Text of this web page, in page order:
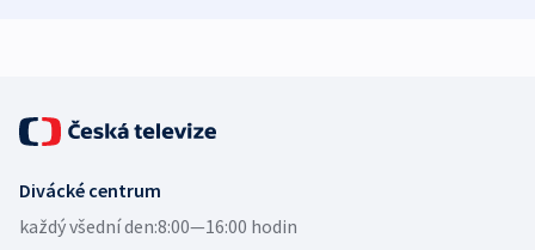
Divácké centrum
každý všední den:8:00—16:00 hodin